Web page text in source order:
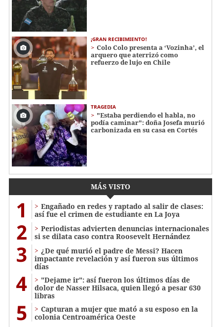
¡GRAN RECIBIMIENTO!
Colo Colo presenta a ‘Vozinha’, el
arquero que aterrizó como
refuerzo de lujo en Chile
TRAGEDIA
"Estaba perdiendo el habla, no
podía caminar": doña Josefa murió
carbonizada en su casa en Cortés
MÁS VISTO
1
Engañado en redes y raptado al salir de clases:
así fue el crimen de estudiante en La Joya
2
Periodistas advierten denuncias internacionales
si se dilata caso contra Roosevelt Hernández
3
¿De qué murió el padre de Messi? Hacen
impactante revelación y así fueron sus últimos
días
4
"Dejame ir": así fueron los últimos días de
dolor de Nasser Hilsaca, quien llegó a pesar 630
libras
5
Capturan a mujer que mató a su esposo en la
colonia Centroamérica Oeste